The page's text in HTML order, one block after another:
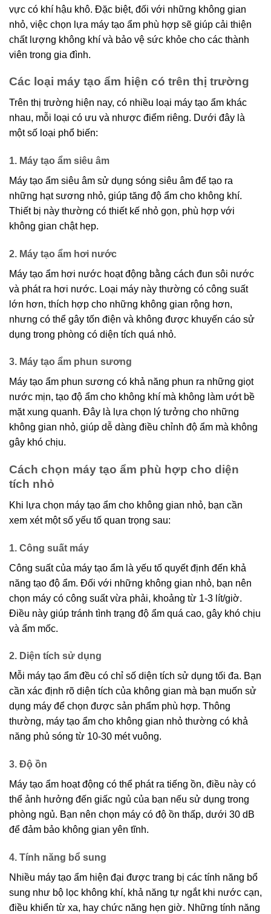
vực có khí hậu khô. Đặc biệt, đối với những không gian
nhỏ, việc chọn lựa máy tạo ẩm phù hợp sẽ giúp cải thiện
chất lượng không khí và bảo vệ sức khỏe cho các thành
viên trong gia đình.
Các loại máy tạo ẩm hiện có trên thị trường
Trên thị trường hiện nay, có nhiều loại máy tạo ẩm khác
nhau, mỗi loại có ưu và nhược điểm riêng. Dưới đây là
một số loại phổ biến:
1. Máy tạo ẩm siêu âm
Máy tạo ẩm siêu âm sử dụng sóng siêu âm để tạo ra
những hạt sương nhỏ, giúp tăng độ ẩm cho không khí.
Thiết bị này thường có thiết kế nhỏ gọn, phù hợp với
không gian chật hẹp.
2. Máy tạo ẩm hơi nước
Máy tạo ẩm hơi nước hoạt động bằng cách đun sôi nước
và phát ra hơi nước. Loại máy này thường có công suất
lớn hơn, thích hợp cho những không gian rộng hơn,
nhưng có thể gây tốn điện và không được khuyến cáo sử
dụng trong phòng có diện tích quá nhỏ.
3. Máy tạo ẩm phun sương
Máy tạo ẩm phun sương có khả năng phun ra những giọt
nước mịn, tạo độ ẩm cho không khí mà không làm ướt bề
mặt xung quanh. Đây là lựa chọn lý tưởng cho những
không gian nhỏ, giúp dễ dàng điều chỉnh độ ẩm mà không
gây khó chịu.
Cách chọn máy tạo ẩm phù hợp cho diện
tích nhỏ
Khi lựa chọn máy tạo ẩm cho không gian nhỏ, bạn cần
xem xét một số yếu tố quan trọng sau:
1. Công suất máy
Công suất của máy tạo ẩm là yếu tố quyết định đến khả
năng tạo độ ẩm. Đối với những không gian nhỏ, bạn nên
chọn máy có công suất vừa phải, khoảng từ 1-3 lít/giờ.
Điều này giúp tránh tình trạng độ ẩm quá cao, gây khó chịu
và ẩm mốc.
2. Diện tích sử dụng
Mỗi máy tạo ẩm đều có chỉ số diện tích sử dụng tối đa. Bạn
cần xác định rõ diện tích của không gian mà bạn muốn sử
dụng máy để chọn được sản phẩm phù hợp. Thông
thường, máy tạo ẩm cho không gian nhỏ thường có khả
năng phủ sóng từ 10-30 mét vuông.
3. Độ ồn
Máy tạo ẩm hoạt động có thể phát ra tiếng ồn, điều này có
thể ảnh hưởng đến giấc ngủ của bạn nếu sử dụng trong
phòng ngủ. Bạn nên chọn máy có độ ồn thấp, dưới 30 dB
để đảm bảo không gian yên tĩnh.
4. Tính năng bổ sung
Nhiều máy tạo ẩm hiện đại được trang bị các tính năng bổ
sung như bộ lọc không khí, khả năng tự ngắt khi nước cạn,
điều khiển từ xa, hay chức năng hẹn giờ. Những tính năng